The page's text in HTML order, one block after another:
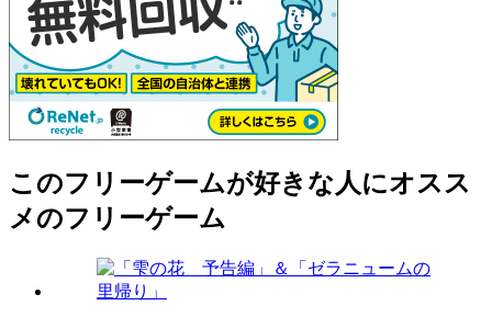
このフリーゲームが好きな人にオスス
メのフリーゲーム